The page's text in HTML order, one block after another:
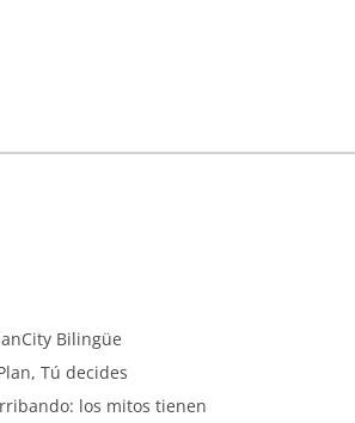
Bilingüe
Tú decides
los mitos tienen